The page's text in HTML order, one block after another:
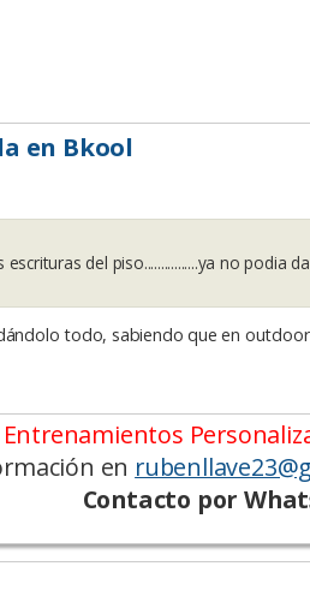
en Bkool
del piso................ya no podia
todo, sabiendo que en
Entrenamientos
en
Contacto por